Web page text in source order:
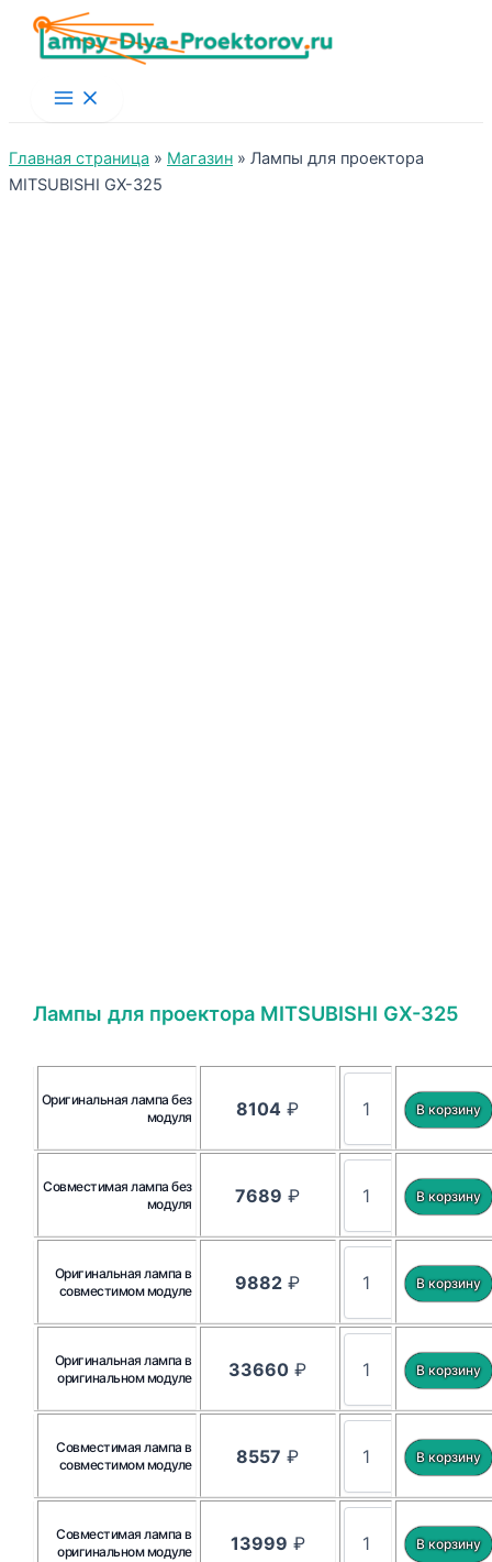
Main
Menu
Главная страница » Магазин » Лампы для проектора
MITSUBISHI GX-325
Лампы для проектора MITSUBISHI GX-325
Оригинальная лампа без
модуля
8104 ₽
Совместимая лампа без
модуля
7689 ₽
Оригинальная лампа в
совместимом модуле
9882 ₽
Оригинальная лампа в
оригинальном модуле
33660 ₽
Совместимая лампа в
совместимом модуле
8557 ₽
Совместимая лампа в
оригинальном модуле
13999 ₽